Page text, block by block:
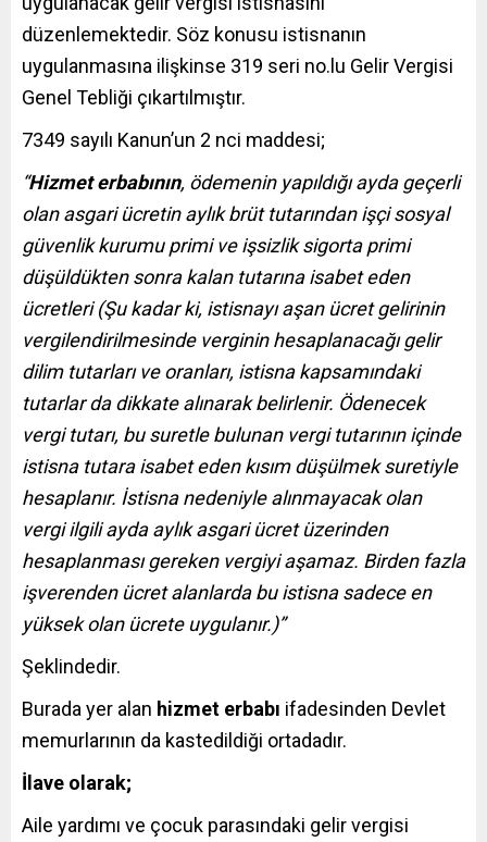
düzenlemektedir. Söz konusu istisnanın
uygulanmasına ilişkinse 319 seri no.lu Gelir Vergisi
Genel Tebliği çıkartılmıştır.
7349 sayılı Kanun’un 2 nci maddesi;
“Hizmet erbabının, ödemenin yapıldığı ayda geçerli
olan asgari ücretin aylık brüt tutarından işçi sosyal
güvenlik kurumu primi ve işsizlik sigorta primi
düşüldükten sonra kalan tutarına isabet eden
ücretleri (Şu kadar ki, istisnayı aşan ücret gelirinin
vergilendirilmesinde verginin hesaplanacağı gelir
dilim tutarları ve oranları, istisna kapsamındaki
tutarlar da dikkate alınarak belirlenir. Ödenecek
vergi tutarı, bu suretle bulunan vergi tutarının içinde
istisna tutara isabet eden kısım düşülmek suretiyle
hesaplanır. İstisna nedeniyle alınmayacak olan
vergi ilgili ayda aylık asgari ücret üzerinden
hesaplanması gereken vergiyi aşamaz. Birden fazla
işverenden ücret alanlarda bu istisna sadece en
yüksek olan ücrete uygulanır.)”
Şeklindedir.
Burada yer alan hizmet erbabı ifadesinden Devlet
memurlarının da kastedildiği ortadadır.
İlave olarak;
Aile yardımı ve çocuk parasındaki gelir vergisi